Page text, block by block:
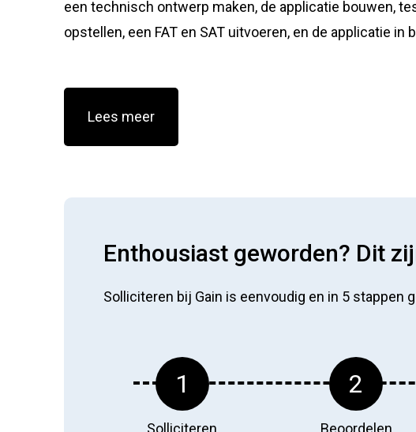
een technisch ontwerp maken, de applicatie bouwen,
opstellen, een FAT en SAT uitvoeren, en de applicatie in
Lees meer
Enthousiast geworden? Dit
Solliciteren bij Gain is eenvoudig en in 5 stappen
1
Solliciteren
2
Beoordelen